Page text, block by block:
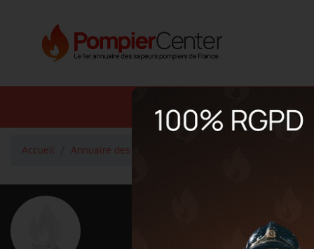
Annuaire SDIS Annuaire
Accueil Annuaire des pompiers